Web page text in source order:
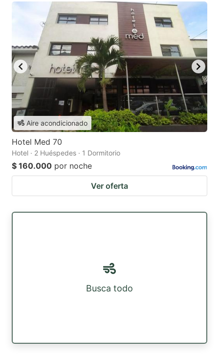
Aire acondicionado
Hotel Med 70
Hotel · 2 Huéspedes · 1 Dormitorio
$ 160.000 por noche
Ver oferta
Busca todo